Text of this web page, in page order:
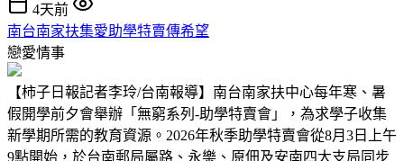
4天前
南台南家扶集愛助學特賣傳希望
戀愛情事
【柿子日報記者李玲/台南報導】南台南家扶中心每年寒、暑
假開學前夕會舉辦「無窮系列-助學特賣會」，為求學子收集
新學期所需的教育資源。2026年秋季助學特賣會從8月3日上午
9點開始，於台南郵局屬路、永樂、原佃及安南四大支局同步